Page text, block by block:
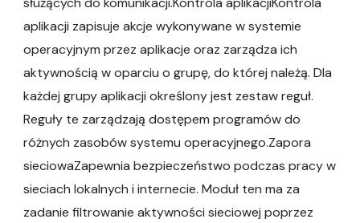
aplikacji zapisuje akcje wykonywane w systemie
operacyjnym przez aplikacje oraz zarządza ich
aktywnością w oparciu o grupę, do której należą. Dla
każdej grupy aplikacji określony jest zestaw reguł.
Reguły te zarządzają dostępem programów do
różnych zasobów systemu operacyjnego.Zapora
sieciowaZapewnia bezpieczeństwo podczas pracy w
sieciach lokalnych i internecie. Moduł ten ma za
zadanie filtrowanie aktywności sieciowej poprzez